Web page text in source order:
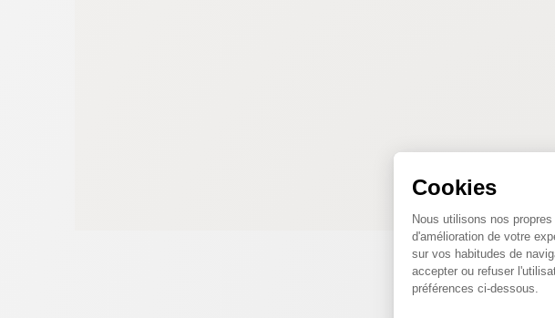
Cookies
Plateforme
Nous utilisons nos
d'amélioration de votre
sur vos habitudes de
accepter ou refuser
préférences ci-dessous.